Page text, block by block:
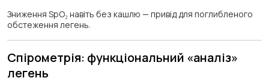
Зниження SpO₂ навіть без кашлю — привід для поглибленого
обстеження легень.
Спірометрія: функціональний «аналіз»
легень